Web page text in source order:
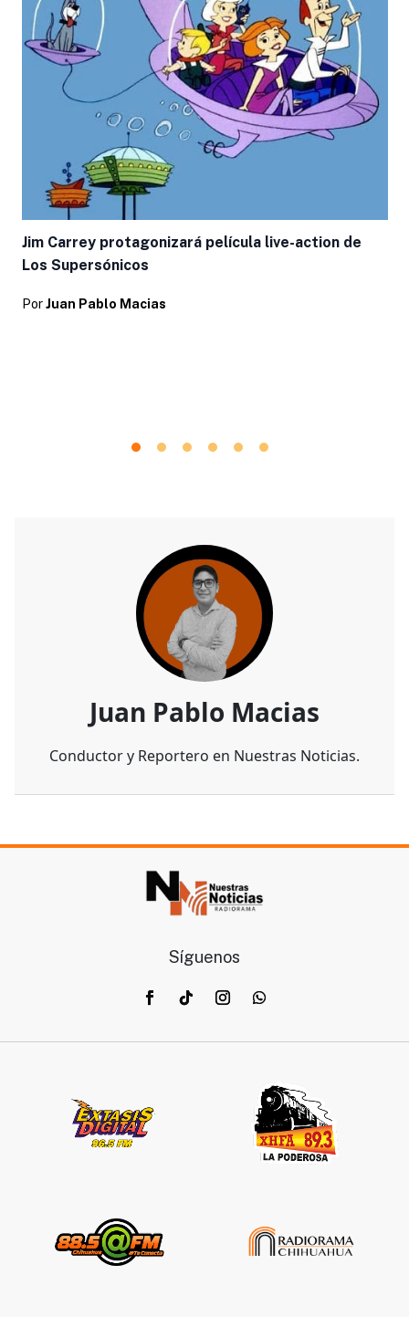
Jim Carrey protagonizará película live-action de
Los Supersónicos
Por Juan Pablo Macias
Juan Pablo Macias
Conductor y Reportero en Nuestras Noticias.
Síguenos